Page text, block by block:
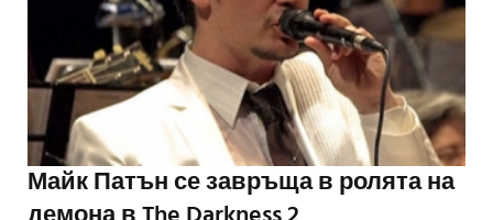
Майк Патън се завръща в ролята на